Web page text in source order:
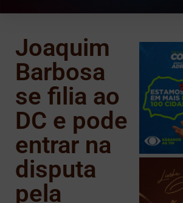
Joaquim
Barbosa
se filia ao
DC e pode
entrar na
disputa
pela